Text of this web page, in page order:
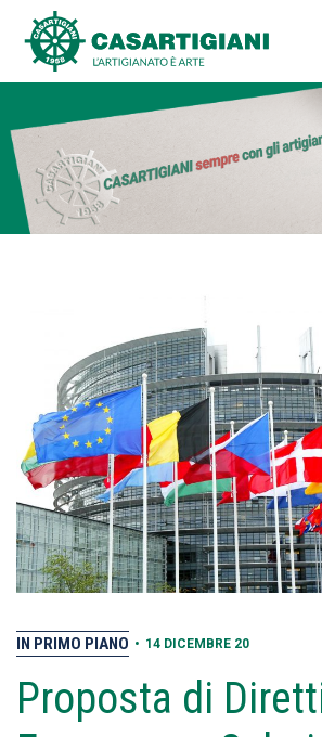
IN PRIMO PIANO • 14 DICEMBRE 20
Proposta di